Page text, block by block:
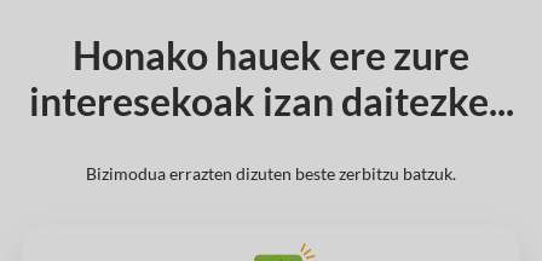
Honako hauek ere zure
interesekoak izan daitezke...
Bizimodua errazten dizuten beste zerbitzu batzuk.